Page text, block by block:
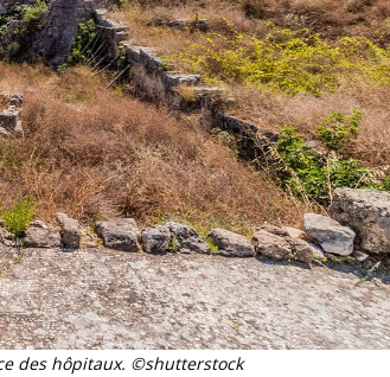
des hôpitaux. ©shutterstock